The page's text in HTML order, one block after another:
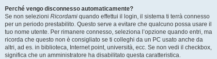
Perché vengo disconnesso automaticamente?
Se non selezioni Ricordami quando effettui il login, il sistema ti terrà connesso
per un periodo prestabilito. Questo serve a evitare che qualcuno possa usare il
tuo nome utente. Per rimanere connesso, seleziona l’opzione quando entri, ma
ricorda che questo non è consigliato se ti colleghi da un PC usato anche da
altri, ad es. in biblioteca, Internet point, università, ecc. Se non vedi il checkbox,
significa che un amministratore ha disabilitato questa caratteristica.